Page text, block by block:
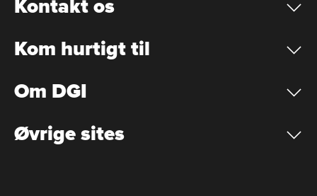
Kontakt os
Kom hurtigt til
Om DGI
Øvrige sites